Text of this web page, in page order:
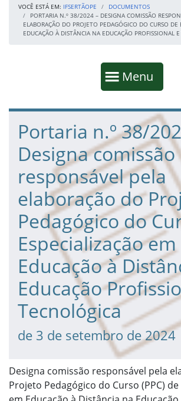
VOCÊ ESTÁ EM: IFSERTÃOPE
DOCUMENTOS
PORTARIA N.º 38/2024 – DESIGNA COMISSÃO
ELABORAÇÃO DO PROJETO PEDAGÓGICO DO CURSO DE
EDUCAÇÃO À DISTÂNCIA NA EDUCAÇÃO PROFISSIONAL
Mostrar
Menu
Fim da navegação
Início do conteúdo
Portaria n.º 38/
Designa comissão
responsável pela
elaboração do
Pedagógico do
Especialização em
Educação à
Educação
Tecnológica
de 3 de setembro de 2024
Designa comissão responsável pela
Projeto Pedagógico do Curso (PPC) de